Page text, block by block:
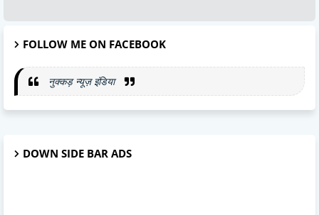
FOLLOW ME ON FACEBOOK
नुक्कड़ न्यूज़ इंडिया
DOWN SIDE BAR ADS